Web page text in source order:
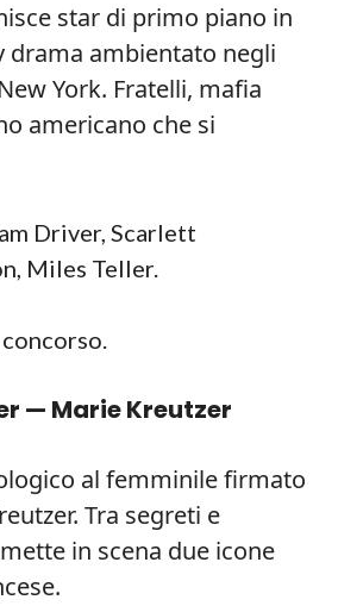
star di primo piano in
drama ambientato negli
York. Fratelli, mafia
americano che si
Driver, Scarlett
Miles Teller.
concorso.
— Marie Kreutzer
al femminile firmato
Tra segreti e
in scena due icone